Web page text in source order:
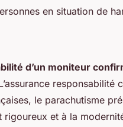
en situation de
d’un moniteur
responsabilité
le parachutisme
rigoureux et à la